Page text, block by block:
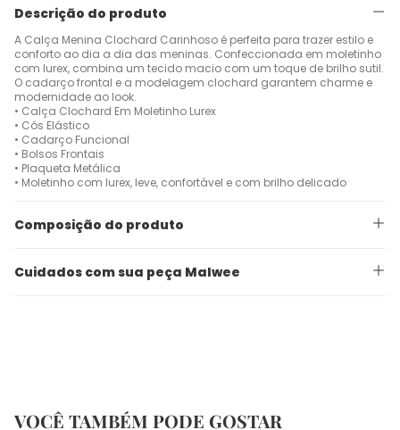
Descrição do produto
A Calça Menina Clochard Carinhoso é perfeita para trazer estilo e
conforto ao dia a dia das meninas. Confeccionada em moletinho
com lurex, combina um tecido macio com um toque de brilho sutil.
O cadarço frontal e a modelagem clochard garantem charme e
modernidade ao look.
• Calça Clochard Em Moletinho Lurex
• Cós Elástico
• Cadarço Funcional
• Bolsos Frontais
• Plaqueta Metálica
• Moletinho com lurex, leve, confortável e com brilho delicado
Composição do produto
Cuidados com sua peça Malwee
VOCÊ TAMBÉM PODE GOSTAR